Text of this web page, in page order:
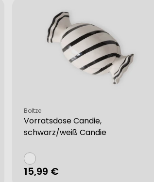
Vorratsdose Candie,
schwarz/weiß Candie
Verkäufer:
Boltze
Regulärer
15,99 €